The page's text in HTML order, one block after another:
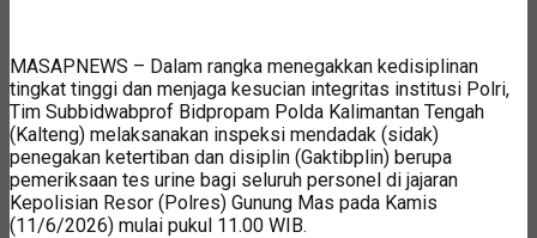
MASAPNEWS – Dalam rangka menegakkan kedisiplinan
tingkat tinggi dan menjaga kesucian integritas institusi Polri,
Tim Subbidwabprof Bidpropam Polda Kalimantan Tengah
(Kalteng) melaksanakan inspeksi mendadak (sidak)
penegakan ketertiban dan disiplin (Gaktibplin) berupa
pemeriksaan tes urine bagi seluruh personel di jajaran
Kepolisian Resor (Polres) Gunung Mas pada Kamis
(11/6/2026) mulai pukul 11.00 WIB.